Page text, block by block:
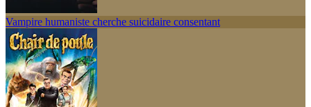
Vampire humaniste cherche suicidaire consentant